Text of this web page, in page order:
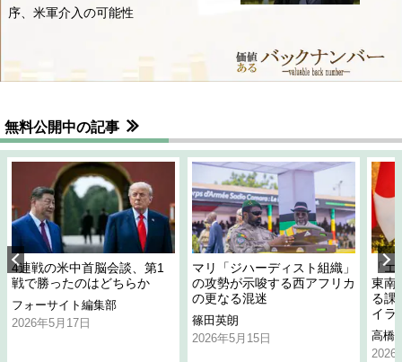
序、米軍介入の可能性
無料公開中の記事
4連戦の米中首脳会談、第1
戦で勝ったのはどちらか
フォーサイト編集部
2026年5月17日
マリ「ジハーディスト組織」
の攻勢が示唆する西アフリカ
の更なる混迷
篠田英朗
2026年5月15日
「
東南
る課
イラ
高橋
2026